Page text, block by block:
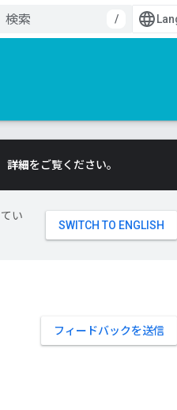
/
詳細をご覧ください。
い
フィードバックを送信